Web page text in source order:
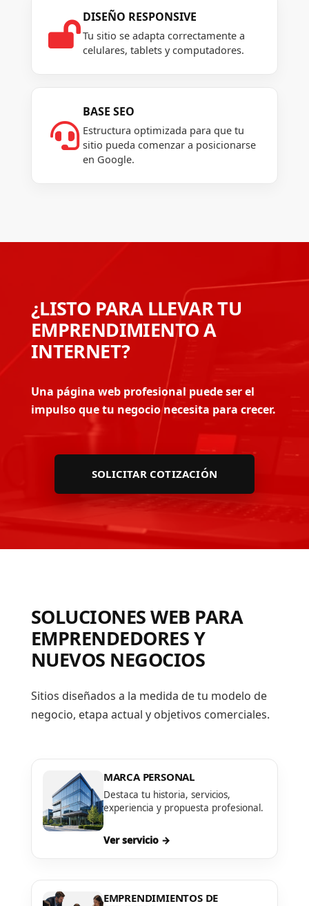

DISEÑO RESPONSIVE
Tu sitio se adapta correctamente a
celulares, tablets y computadores.

BASE SEO
Estructura optimizada para que tu
sitio pueda comenzar a posicionarse
en Google.
¿LISTO PARA LLEVAR TU
EMPRENDIMIENTO A
INTERNET?
Una página web profesional puede ser el
impulso que tu negocio necesita para crecer.
SOLICITAR COTIZACIÓN
SOLUCIONES WEB PARA
EMPRENDEDORES Y
NUEVOS NEGOCIOS
Sitios diseñados a la medida de tu modelo de
negocio, etapa actual y objetivos comerciales.
MARCA PERSONAL
Destaca tu historia, servicios,
experiencia y propuesta profesional.
Ver servicio →
EMPRENDIMIENTOS DE